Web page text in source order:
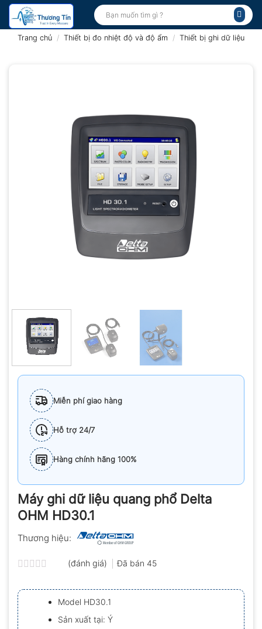
Bỏ
qua
Tìm
kiếm:
Trang chủ / Thiết bị đo nhiệt độ và độ ẩm / Thiết bị ghi dữ liệu
Miễn phí giao hàng
Hỗ trợ 24/7
Hàng chính hãng 100%
Máy ghi dữ liệu quang phổ Delta
OHM HD30.1
Thương hiệu:
xếp
hạng
0.0
5
sao
(đánh giá) Đã bán 45
Model HD30.1
Sản xuất tại: Ý